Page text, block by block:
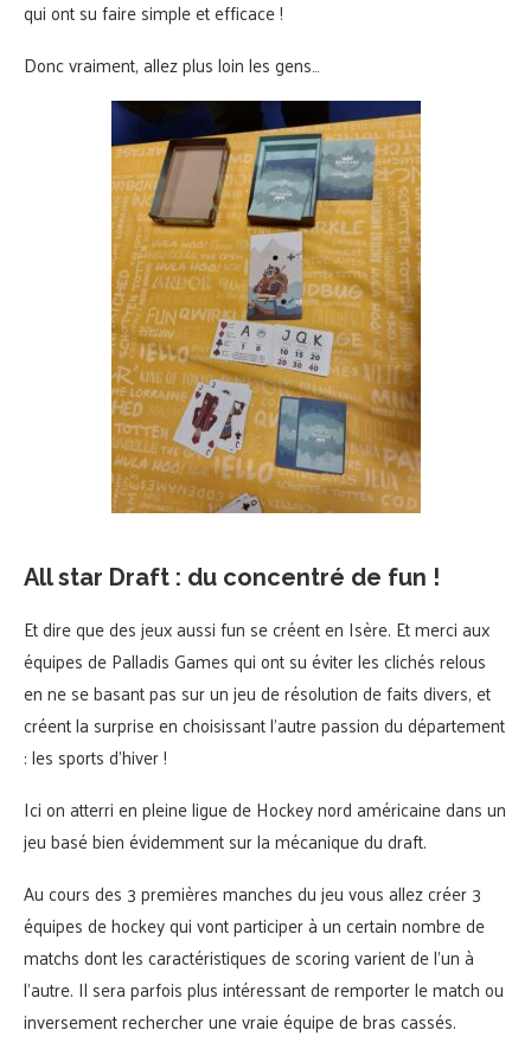
qui ont su faire simple et efficace !
Donc vraiment, allez plus loin les gens…
All star Draft : du concentré de fun !
Et dire que des jeux aussi fun se créent en Isère. Et merci aux
équipes de Palladis Games qui ont su éviter les clichés relous
en ne se basant pas sur un jeu de résolution de faits divers, et
créent la surprise en choisissant l’autre passion du département
: les sports d’hiver !
Ici on atterri en pleine ligue de Hockey nord américaine dans un
jeu basé bien évidemment sur la mécanique du draft.
Au cours des 3 premières manches du jeu vous allez créer 3
équipes de hockey qui vont participer à un certain nombre de
matchs dont les caractéristiques de scoring varient de l’un à
l’autre. Il sera parfois plus intéressant de remporter le match ou
inversement rechercher une vraie équipe de bras cassés.